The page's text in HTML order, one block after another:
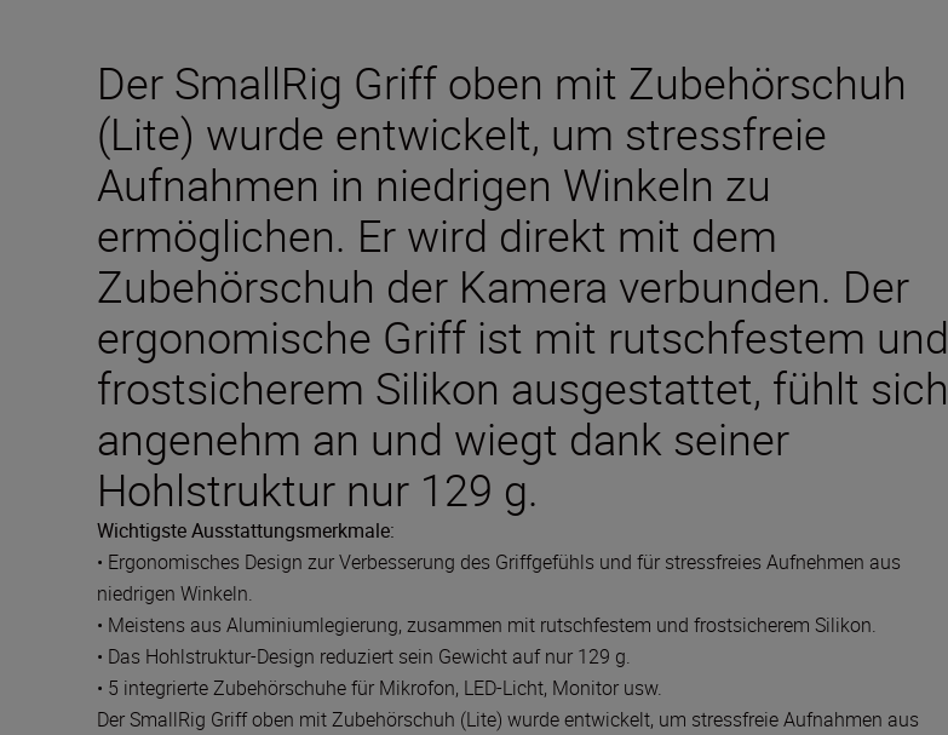
Der SmallRig Griff oben mit Zubehörschuh
(Lite) wurde entwickelt, um stressfreie
Aufnahmen in niedrigen Winkeln zu
ermöglichen. Er wird direkt mit dem
Zubehörschuh der Kamera verbunden. Der
ergonomische Griff ist mit rutschfestem und
frostsicherem Silikon ausgestattet, fühlt sich
angenehm an und wiegt dank seiner
Hohlstruktur nur 129 g.
Wichtigste Ausstattungsmerkmale:
• Ergonomisches Design zur Verbesserung des Griffgefühls und für stressfreies Aufnehmen aus
niedrigen Winkeln.
• Meistens aus Aluminiumlegierung, zusammen mit rutschfestem und frostsicherem Silikon.
• Das Hohlstruktur-Design reduziert sein Gewicht auf nur 129 g.
• 5 integrierte Zubehörschuhe für Mikrofon, LED-Licht, Monitor usw.
Der SmallRig Griff oben mit Zubehörschuh (Lite) wurde entwickelt, um stressfreie Aufnahmen aus